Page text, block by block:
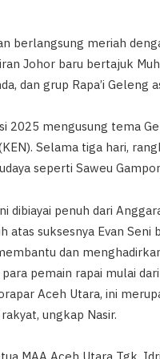
berlangsung meriah
Johor baru bertajuk
dan grup Rapa’i Geleng
2025 mengusung tema
Selama tiga hari,
seperti Saweu
dibiayai penuh dari
atas suksesnya Evan Seni
dan
pemain rapai mulai
Aceh Utara, ini
ungkap Nasir.